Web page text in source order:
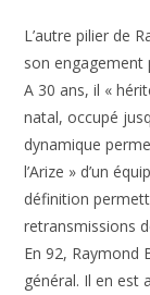
L’autre pilier de
son engagement
A 30 ans, il «
natal, occupé
dynamique
l’Arize » d’un
définition
retransmissions
En 92, Raymond
général. Il en est